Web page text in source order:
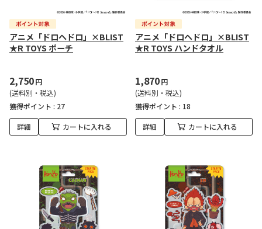
アニメ「ドロヘドロ」×BLIST
★R TOYS ポーチ
2,750円
(送料別・税込)
獲得ポイント : 27
詳細 カートに入れる
アニメ「ドロヘドロ」×BLIST
★R TOYS ハンドタオル
1,870円
(送料別・税込)
獲得ポイント : 18
詳細 カートに入れる